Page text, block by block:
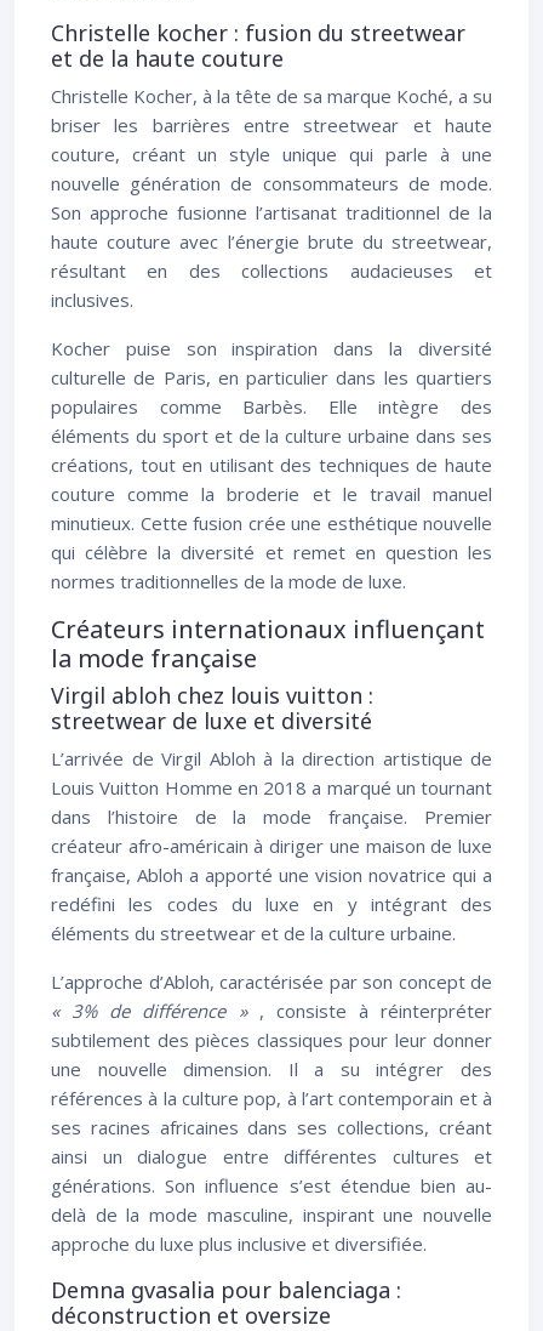
Christelle kocher : fusion du streetwear
et de la haute couture
Christelle Kocher, à la tête de sa marque Koché, a su
briser les barrières entre streetwear et haute
couture, créant un style unique qui parle à une
nouvelle génération de consommateurs de mode.
Son approche fusionne l’artisanat traditionnel de la
haute couture avec l’énergie brute du streetwear,
résultant en des collections audacieuses et
inclusives.
Kocher puise son inspiration dans la diversité
culturelle de Paris, en particulier dans les quartiers
populaires comme Barbès. Elle intègre des
éléments du sport et de la culture urbaine dans ses
créations, tout en utilisant des techniques de haute
couture comme la broderie et le travail manuel
minutieux. Cette fusion crée une esthétique nouvelle
qui célèbre la diversité et remet en question les
normes traditionnelles de la mode de luxe.
Créateurs internationaux influençant
la mode française
Virgil abloh chez louis vuitton :
streetwear de luxe et diversité
L’arrivée de Virgil Abloh à la direction artistique de
Louis Vuitton Homme en 2018 a marqué un tournant
dans l’histoire de la mode française. Premier
créateur afro-américain à diriger une maison de luxe
française, Abloh a apporté une vision novatrice qui a
redéfini les codes du luxe en y intégrant des
éléments du streetwear et de la culture urbaine.
L’approche d’Abloh, caractérisée par son concept de
« 3% de différence » , consiste à réinterpréter
subtilement des pièces classiques pour leur donner
une nouvelle dimension. Il a su intégrer des
références à la culture pop, à l’art contemporain et à
ses racines africaines dans ses collections, créant
ainsi un dialogue entre différentes cultures et
générations. Son influence s’est étendue bien au-
delà de la mode masculine, inspirant une nouvelle
approche du luxe plus inclusive et diversifiée.
Demna gvasalia pour balenciaga :
déconstruction et oversize